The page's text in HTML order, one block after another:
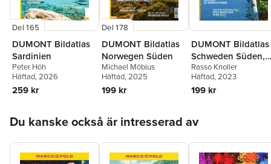
Del 165
DUMONT Bildatlas
Sardinien
Peter Höh
Häftad, 2026
259 kr
Del 178
DUMONT Bildatlas
Norwegen Süden
Michael Möbius
Häftad, 2025
199 kr
DUMONT Bildatlas
Schweden Süden,
Stockholm
Rasso Knoller
Häftad, 2023
199 kr
Du kanske också är intresserad av